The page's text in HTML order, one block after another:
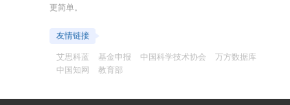
更简单。
友情链接
艾思科蓝
基金申报 中国科学技术协会
万方数据库
中国知网
教育部